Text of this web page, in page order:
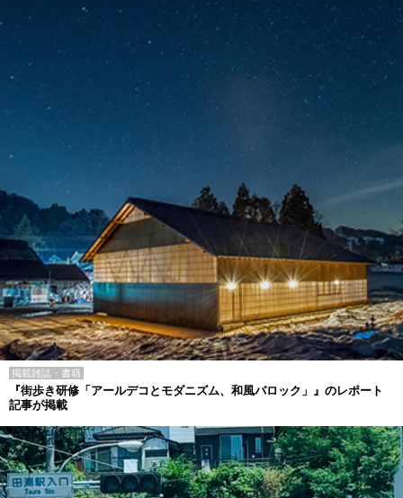
掲載雑誌・書籍
『街歩き研修「アールデコとモダニズム、和風バロック」』のレポート
記事が掲載